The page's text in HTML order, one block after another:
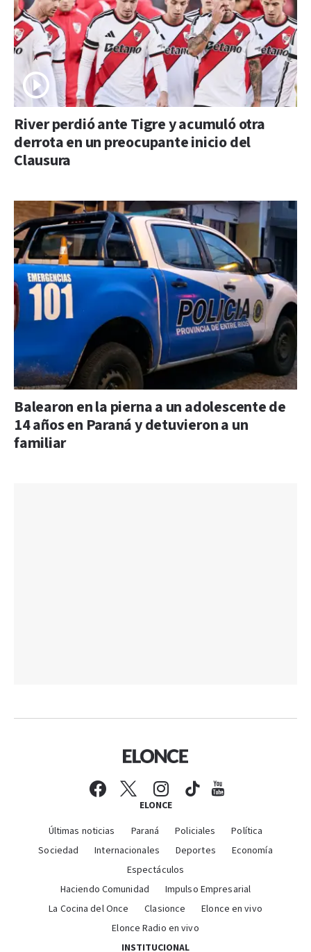
River perdió ante Tigre y acumuló otra
derrota en un preocupante inicio del
Clausura
Balearon en la pierna a un adolescente de
14 años en Paraná y detuvieron a un
familiar
ELONCE
Últimas noticias Paraná Policiales
Política
Sociedad
Internacionales Deportes
Economía
Espectáculos
Haciendo Comunidad
Impulso Empresarial
La Cocina del Once
Clasionce
Elonce en vivo
Elonce Radio en vivo
INSTITUCIONAL